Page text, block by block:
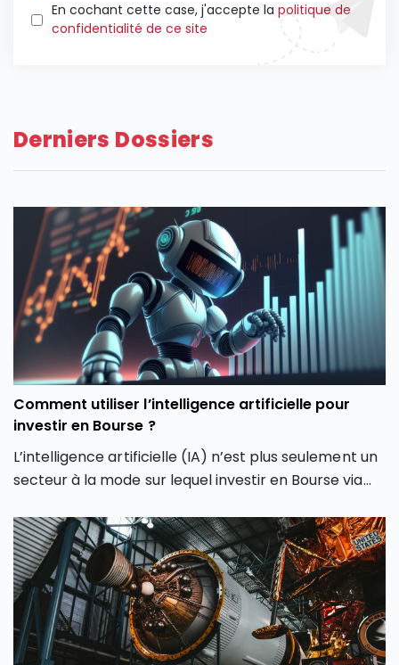
En cochant cette case, j'accepte la politique de
confidentialité de ce site
Derniers Dossiers
Comment utiliser l’intelligence artificielle pour
investir en Bourse ?
L’intelligence artificielle (IA) n’est plus seulement un
secteur à la mode sur lequel investir en Bourse via
même de notre façon d’investir en Bourse avec de
nouveaux outils et de nouvelles approches. Dans cet
article, découvrez comment l’intelligence artificielle
peut transformer votre façon d’investir en Bourse et
vous aider à mieux saisir les opportunités des
marchés.